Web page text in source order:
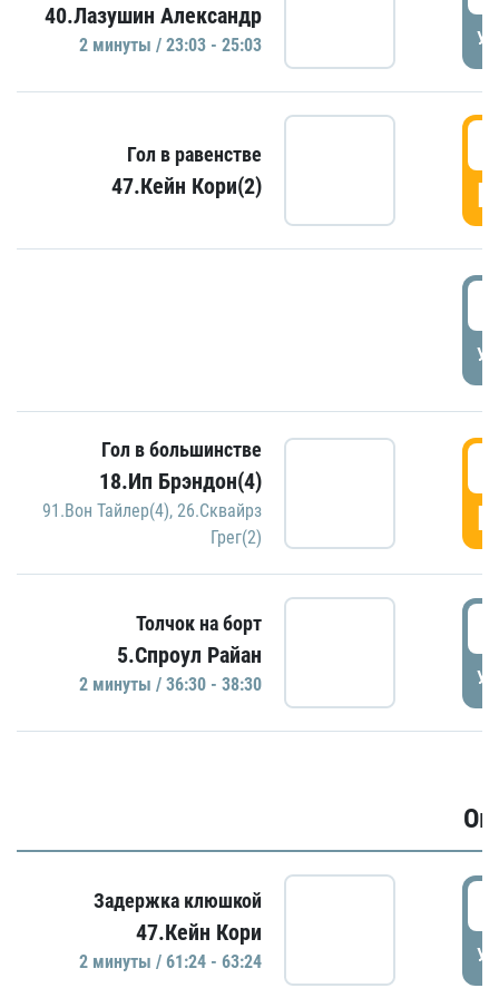
40.Лазушин Александр
2 минуты / 23:03 - 25:03
Гол в равенстве
47.Кейн Кори(2)
Гол в большинстве
18.Ип Брэндон(4)
91.Вон Тайлер(4), 26.Сквайрз
Грег(2)
Толчок на борт
5.Спроул Райан
2 минуты / 36:30 - 38:30
Задержка клюшкой
47.Кейн Кори
2 минуты / 61:24 - 63:24